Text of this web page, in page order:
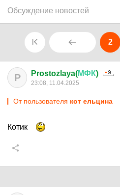
Обсуждение новостей
2
P Prostozlaya(МФК)
23:08, 11.04.2025
От пользователя кот ельцина
Котик